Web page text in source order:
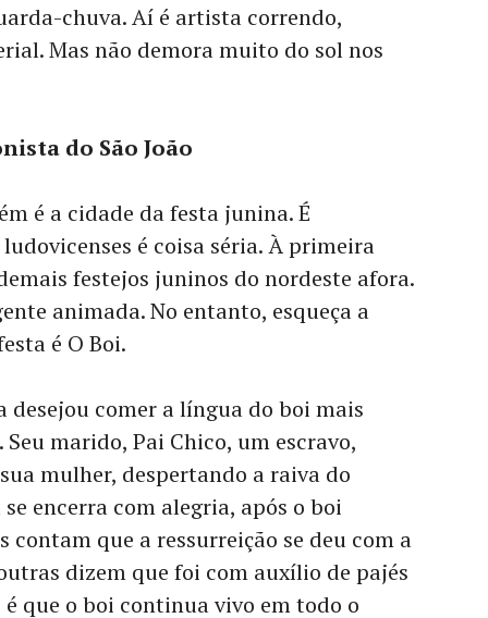
chuva. Aí é artista correndo,
Mas não demora muito do sol nos
do São João
é a cidade da festa junina. É
é coisa séria. À primeira
festejos juninos do nordeste afora.
animada. No entanto, esqueça a
é O Boi.
comer a língua do boi mais
marido, Pai Chico, um escravo,
mulher, despertando a raiva do
encerra com alegria, após o boi
contam que a ressurreição se deu com a
dizem que foi com auxílio de pajés
que o boi continua vivo em todo o